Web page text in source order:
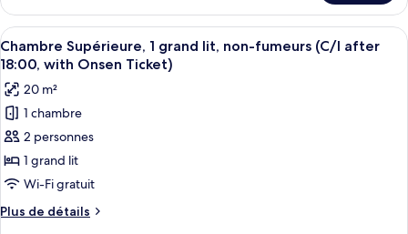
Room,
Non
Smoking,
with
Onsen
ticket
le
type
de
chambre
Superior
Queen
Room,
Non
Smoking,
with
ticket
Afficher
toutes
les
photos
pour
ce
type
de
chambre :
Chambre
Une chambre d’hôtel avec un lit, un
2
Chambre Supérieure, 1 grand lit, non-fumeurs (C/I after
18:00, with Onsen Ticket)
20 m²
1 chambre
2 personnes
1 grand lit
Wi-Fi gratuit
Plus de détails
Plus